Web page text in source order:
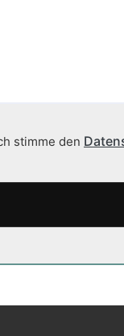
stimme den